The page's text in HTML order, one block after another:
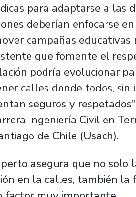
para adaptarse a las
deberían enfocarse
campañas educativas
que fomente el
podría evolucionar
calles donde todos,
seguros y
Ingeniería Civil en
de Chile (Usach).
asegura que no
en la calles, también la